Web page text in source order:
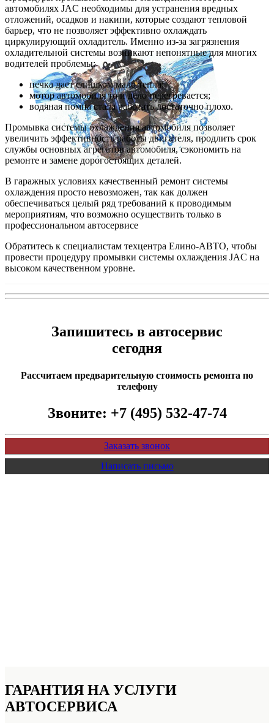
автомобилях JAC необходимы для устранения вредных
отложений, осадков и накипи, которые создают тепловой
барьер, что не позволяет эффективно охлаждать
циркулирующий охладитель. Именно из-за загрязнения
охладительной системы возникают непонятные для многих
водителей проблемы:
печка дает слишком мало тепла;
мотор автомобиля то и дело перегревается;
водяная помпа стала работать достаточно плохо.
Промывка системы охлаждения автомобиля позволяет
увеличить эффективность работы двигателя, продлить срок
службы основных агрегатов автомобиля, сэкономить на
ремонте и замене дорогостоящих деталей.
В гаражных условиях качественный ремонт системы
охлаждения просто невозможен, так как должен
обеспечиваться целый ряд требований к проводимым
мероприятиям, что возможно осуществить только в
профессиональном автосервисе
Обратитесь к специалистам техцентра Елино-АВТО, чтобы
провести процедуру промывки системы охлаждения JAC на
высоком качественном уровне.
Запишитесь в автосервис
сегодня
Рассчитаем предварительную стоимость ремонта по
телефону
Звоните: +7 (495) 532-47-74
Заказать звонок
Написать письмо
ГАРАНТИЯ НА УСЛУГИ
АВТОСЕРВИСА